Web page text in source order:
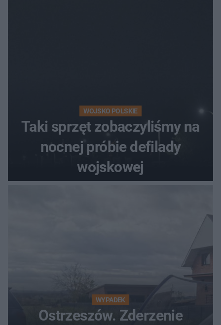
WOJSKO POLSKIE
Taki sprzęt zobaczyliśmy na
nocnej próbie defilady
wojskowej
WYPADEK
Ostrzeszów. Zderzenie